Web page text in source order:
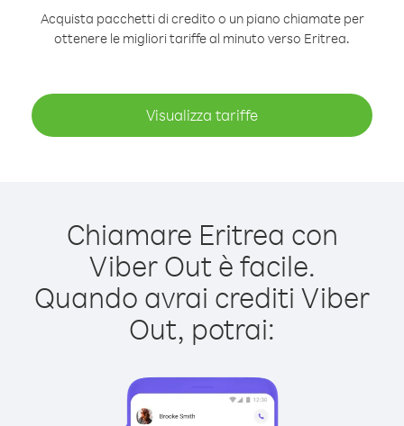
Acquista pacchetti di credito o un piano chiamate per
ottenere le migliori tariffe al minuto verso Eritrea.
Visualizza tariffe
Chiamare Eritrea con
Viber Out è facile.
Quando avrai crediti Viber
Out, potrai: